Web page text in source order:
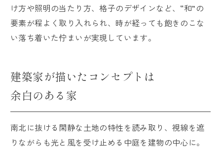
け方や照明の当たり方、格子のデザインなど、“和”の
要素が程よく取り入れられ、時が経っても飽きのこな
い落ち着いた佇まいが実現しています。
建築家が描いたコンセプトは
余白のある家
南北に抜ける閑静な土地の特性を読み取り、視線を遮
りながらも光と風を受け止める中庭を建物の中心に。